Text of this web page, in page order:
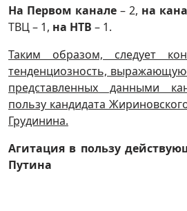
На Первом канале – 2, на
ТВЦ – 1, на НТВ – 1.
Таким образом, следует
тенденциозность,
представленных данными
пользу кандидата
Грудинина.
Агитация в пользу
Путина